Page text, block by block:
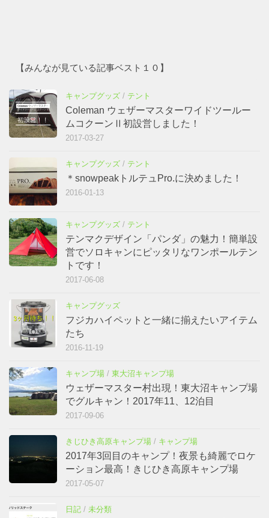
【みんなが見ている記事ベスト１０】
キャンプグッズ / テント
Coleman ウェザーマスターワイドツールー
ムコクーンⅡ初設営しました！
2017-03-27
キャンプグッズ / テント
＊snowpeakトルテュPro.に決めました！
2016-01-13
キャンプグッズ / テント
テンマクデザイン「パンダ」の魅力！簡単設
営でソロキャンにピッタリなワンポールテン
トです！
2017-06-08
キャンプグッズ
フジカハイペットと一緒に揃えたいアイテム
たち
2016-11-19
キャンプ場 / 東大沼キャンプ場
ウェザーマスター村出現！東大沼キャンプ場
でグルキャン！2017年11、12泊目
2017-09-06
きじひき高原キャンプ場 / キャンプ場
2017年3回目のキャンプ！夜景も綺麗でロケ
ーション最高！きじひき高原キャンプ場
2017-05-07
日記 / 未分類